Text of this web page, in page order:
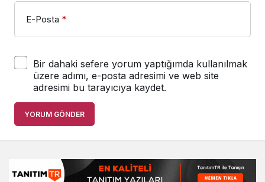
E-Posta *
Bir dahaki sefere yorum yaptığımda kullanılmak
üzere adımı, e-posta adresimi ve web site
adresimi bu tarayıcıya kaydet.
YORUM GÖNDER